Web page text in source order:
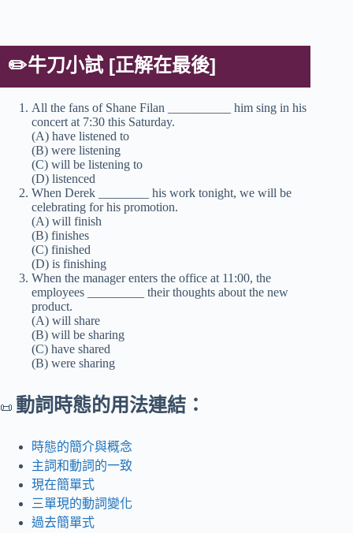
✏️牛刀小試 [正解在最後]
All the fans of Shane Filan __________ him sing in his
concert at 7:30 this Saturday.
(A) have listened to
(B) were listening
(C) will be listening to
(D) listenced
When Derek ________ his work tonight, we will be
celebrating for his promotion.
(A) will finish
(B) finishes
(C) finished
(D) is finishing
When the manager enters the office at 11:00, the
employees _________ their thoughts about the new
product.
(A) will share
(B) will be sharing
(C) have shared
(B) were sharing
📜 動詞時態的用法連結：
時態的簡介與概念
主詞和動詞的一致
現在簡單式
三單現的動詞變化
過去簡單式